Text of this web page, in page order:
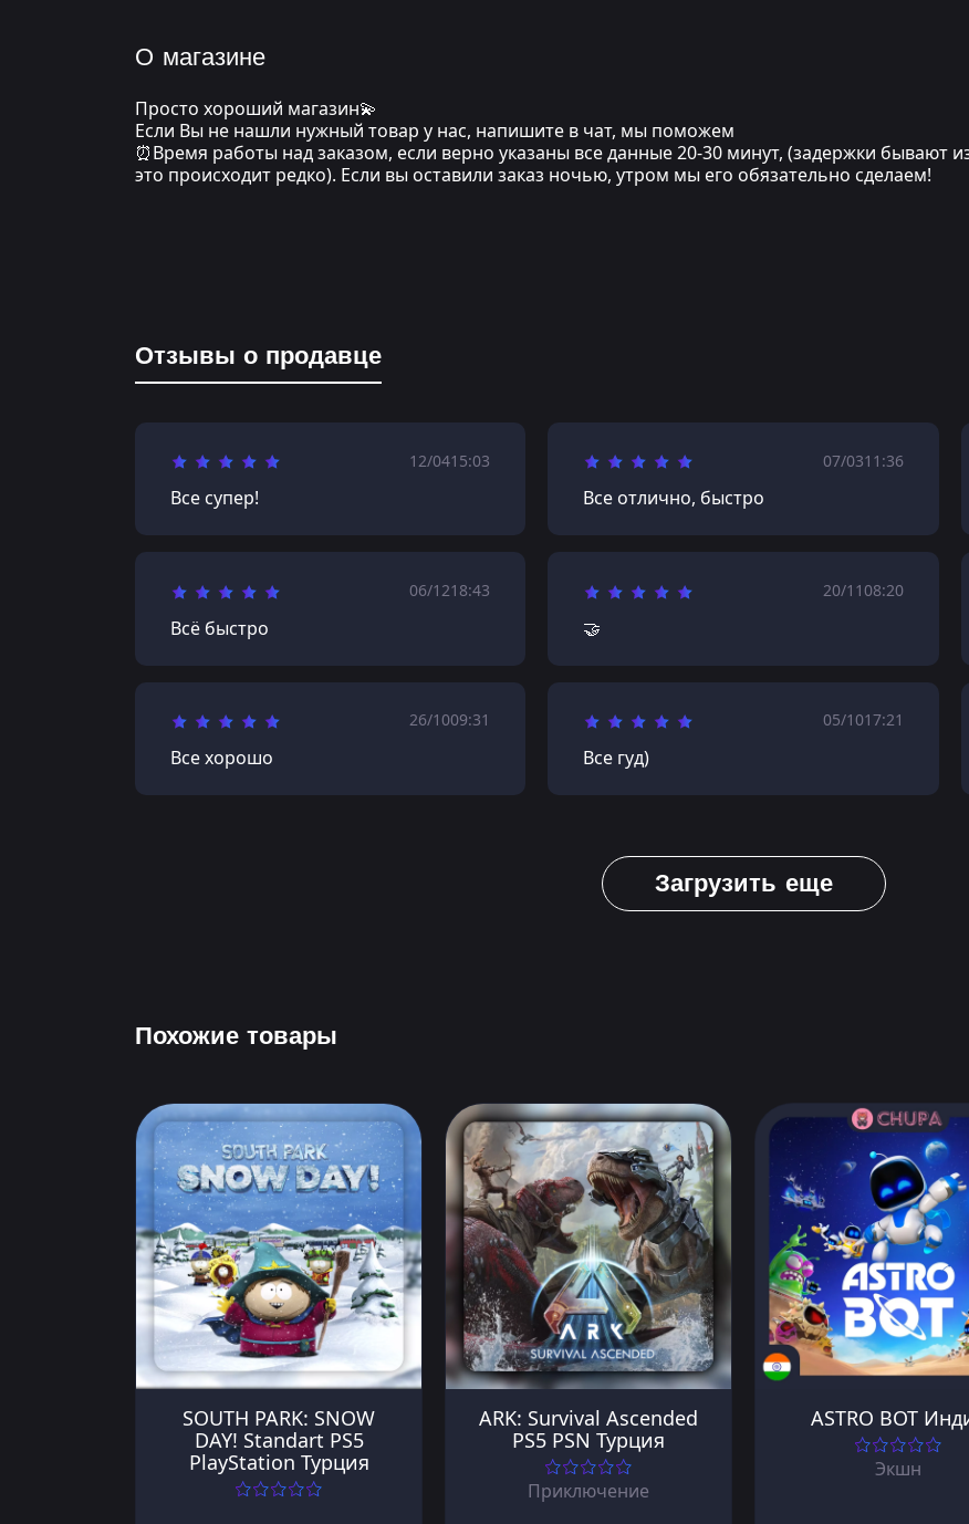
О магазине
Просто хороший магазин💫
Если Вы не нашли нужный товар у нас, напишите в чат, мы поможем
⏰Время работы над заказом, если верно указаны все данные 20-30 минут, (задержки бывают
это происходит редко). Если вы оставили заказ ночью, утром мы его обязательно сделаем!
Отзывы о продавце
12/0415:03
Все супер!
07/0311:36
Все отлично, быстро
06/1218:43
Всё быстро
20/1108:20
🤝
26/1009:31
Все хорошо
05/1017:21
Все гуд)
Загрузить еще
Похожие товары
SOUTH PARK: SNOW
DAY! Standart PS5
PlayStation Турция
ARK: Survival Ascended
PS5 PSN Турция
Приключение
ASTRO BOT
Экшн